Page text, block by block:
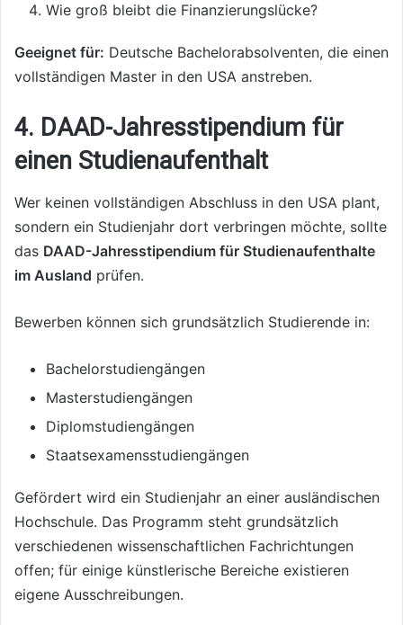
Wie groß bleibt die Finanzierungslücke?
Geeignet für: Deutsche Bachelorabsolventen, die einen
vollständigen Master in den USA anstreben.
4. DAAD-Jahresstipendium für
einen Studienaufenthalt
Wer keinen vollständigen Abschluss in den USA plant,
sondern ein Studienjahr dort verbringen möchte, sollte
das DAAD-Jahresstipendium für Studienaufenthalte
im Ausland prüfen.
Bewerben können sich grundsätzlich Studierende in:
Bachelorstudiengängen
Masterstudiengängen
Diplomstudiengängen
Staatsexamensstudiengängen
Gefördert wird ein Studienjahr an einer ausländischen
Hochschule. Das Programm steht grundsätzlich
verschiedenen wissenschaftlichen Fachrichtungen
offen; für einige künstlerische Bereiche existieren
eigene Ausschreibungen.